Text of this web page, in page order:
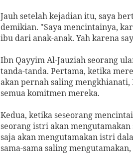
Jauh setelah kejadian itu, saya
demikian. "Saya mencintainya,
ibu dari anak-anak. Yah karena
Ibn Qayyim Al-Jauziah seorang
tanda-tanda. Pertama, ketika
akan pernah saling
semua komitmen mereka.
Kedua, ketika seseorang
seorang istri akan
saja akan mengutamakan istri
sama-sama saling